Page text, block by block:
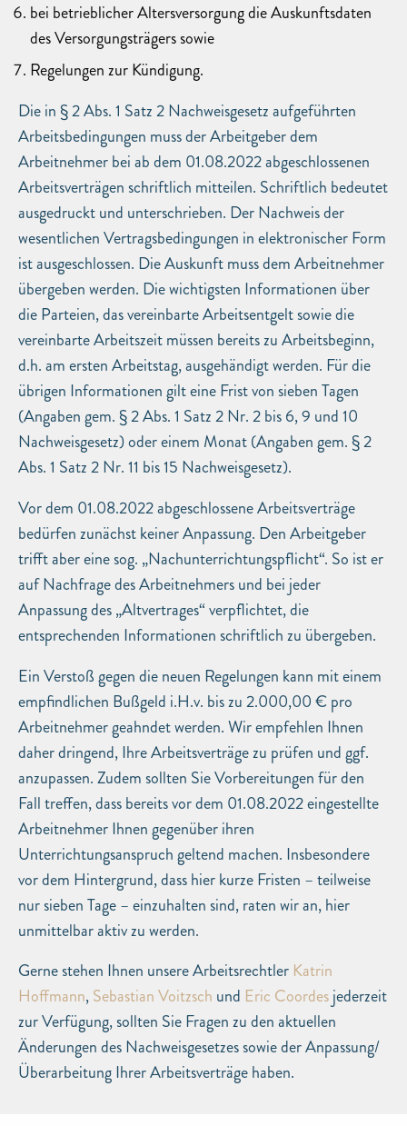
bei betrieblicher Altersversorgung die Auskunftsdaten
des Versorgungsträgers sowie
Regelungen zur Kündigung.
Die in § 2 Abs. 1 Satz 2 Nachweisgesetz aufgeführten
Arbeitsbedingungen muss der Arbeitgeber dem
Arbeitnehmer bei ab dem 01.08.2022 abgeschlossenen
Arbeitsverträgen schriftlich mitteilen. Schriftlich bedeutet
ausgedruckt und unterschrieben. Der Nachweis der
wesentlichen Vertragsbedingungen in elektronischer Form
ist ausgeschlossen. Die Auskunft muss dem Arbeitnehmer
übergeben werden. Die wichtigsten Informationen über
die Parteien, das vereinbarte Arbeitsentgelt sowie die
vereinbarte Arbeitszeit müssen bereits zu Arbeitsbeginn,
d.h. am ersten Arbeitstag, ausgehändigt werden. Für die
übrigen Informationen gilt eine Frist von sieben Tagen
(Angaben gem. § 2 Abs. 1 Satz 2 Nr. 2 bis 6, 9 und 10
Nachweisgesetz) oder einem Monat (Angaben gem. § 2
Abs. 1 Satz 2 Nr. 11 bis 15 Nachweisgesetz).
Vor dem 01.08.2022 abgeschlossene Arbeitsverträge
bedürfen zunächst keiner Anpassung. Den Arbeitgeber
trifft aber eine sog. „Nachunterrichtungspflicht“. So ist er
auf Nachfrage des Arbeitnehmers und bei jeder
Anpassung des „Altvertrages“ verpflichtet, die
entsprechenden Informationen schriftlich zu übergeben.
Ein Verstoß gegen die neuen Regelungen kann mit einem
empfindlichen Bußgeld i.H.v. bis zu 2.000,00 € pro
Arbeitnehmer geahndet werden. Wir empfehlen Ihnen
daher dringend, Ihre Arbeitsverträge zu prüfen und ggf.
anzupassen. Zudem sollten Sie Vorbereitungen für den
Fall treffen, dass bereits vor dem 01.08.2022 eingestellte
Arbeitnehmer Ihnen gegenüber ihren
Unterrichtungsanspruch geltend machen. Insbesondere
vor dem Hintergrund, dass hier kurze Fristen – teilweise
nur sieben Tage – einzuhalten sind, raten wir an, hier
unmittelbar aktiv zu werden.
Gerne stehen Ihnen unsere Arbeitsrechtler Katrin
Hoffmann,Sebastian Voitzsch und Eric Coordesjederzeit
zur Verfügung, sollten Sie Fragen zu den aktuellen
Änderungen des Nachweisgesetzes sowie der Anpassung/
Überarbeitung Ihrer Arbeitsverträge haben.